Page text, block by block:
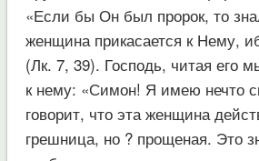
«Если бы Он был пророк, то
женщина прикасается к Нему,
(Лк. 7, 39). Господь, читая его
к нему: «Симон! Я имею нечто
говорит, что эта женщина
грешница, но ? прощеная. Это